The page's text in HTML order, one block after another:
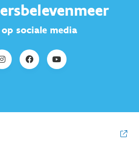
sociale media